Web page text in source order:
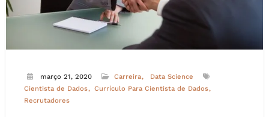
março 21, 2020 Carreira
Data Science
Cientista de Dados
Currículo Para Cientista de Dados
Recrutadores